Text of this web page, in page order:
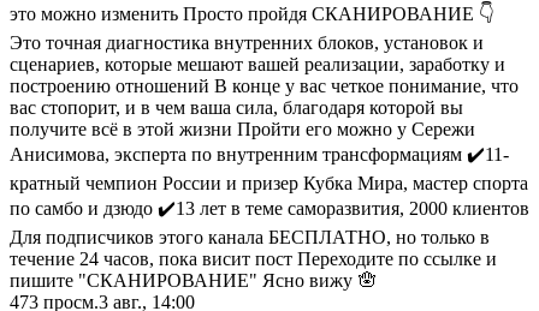
это можно изменить Просто пройдя СКАНИРОВАНИЕ 👇
Это точная диагностика внутренних блоков, установок и
сценариев, которые мешают вашей реализации, заработку и
построению отношений В конце у вас четкое понимание, что
вас стопорит, и в чем ваша сила, благодаря которой вы
получите всё в этой жизни Пройти его можно у Сережи
Анисимова, эксперта по внутренним трансформациям ✔️11-
кратный чемпион России и призер Кубка Мира, мастер спорта
по самбо и дзюдо ✔️13 лет в теме саморазвития, 2000 клиентов
Для подписчиков этого канала БЕСПЛАТНО, но только в
течение 24 часов, пока висит пост Переходите по ссылке и
пишите "СКАНИРОВАНИЕ" Ясно вижу 🪬
473 просм.3 авг., 14:00